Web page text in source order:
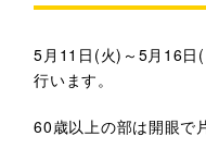
5月11日(火)～5月16日
行います。
60歳以上の部は開眼で